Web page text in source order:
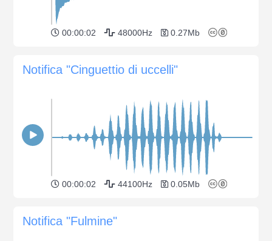
00:00:02 48000Hz 0.27Mb
Notifica "Cinguettio di uccelli"
00:00:02 44100Hz 0.05Mb
Notifica "Fulmine"